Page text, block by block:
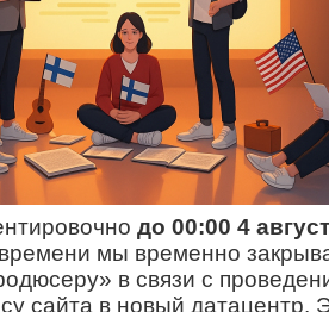
до 00:00 4
мы временно
в связи с
сайта в новый датацентр.